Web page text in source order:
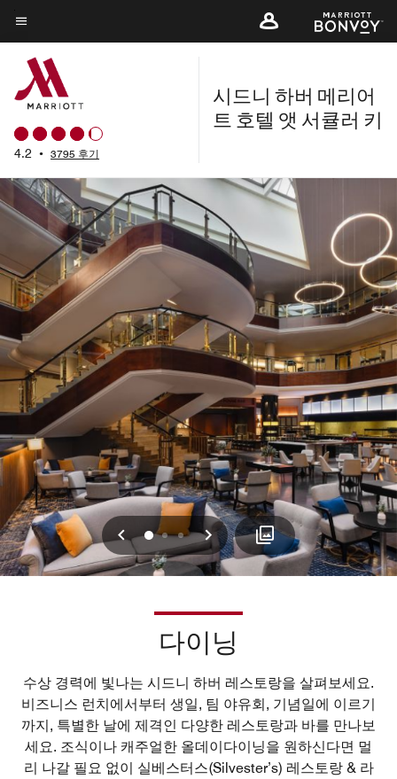
Skip
to
main
content
메뉴 텍스트
4.2 • 3795 후기
시드니 하버 메리어
트 호텔 앳 서큘러 키
이전
012 다음
다이닝
수상 경력에 빛나는 시드니 하버 레스토랑을 살펴보세요.
비즈니스 런치에서부터 생일, 팀 야유회, 기념일에 이르기
까지, 특별한 날에 제격인 다양한 레스토랑과 바를 만나보
세요. 조식이나 캐주얼한 올데이다이닝을 원하신다면 멀
리 나갈 필요 없이 실베스터스(Silvester’s) 레스토랑 & 라